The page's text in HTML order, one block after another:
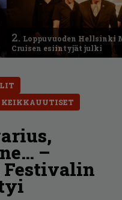
2. Loppuvuoden Hellsinki
Cruisen esiintyjät julki
KEIKKAUUTISET
–